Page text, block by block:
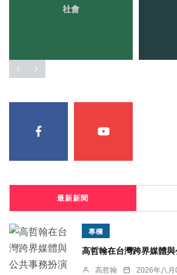
社會
最新新聞
專欄
高哲翰在台灣跨界媒體
高哲翰 2026年八月